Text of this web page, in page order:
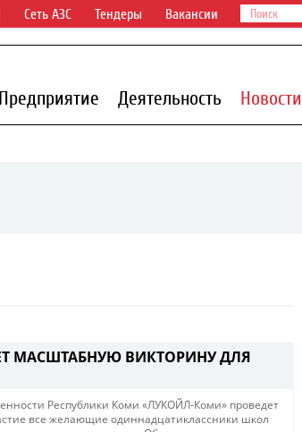
Сеть АЗС Тендеры Вакансии
Предприятие Деятельность Новости
МАСШТАБНУЮ ВИКТОРИНУ ДЛЯ
Республики Коми «ЛУКОЙЛ-Коми» проведет
все желающие одиннадцатиклассники школ